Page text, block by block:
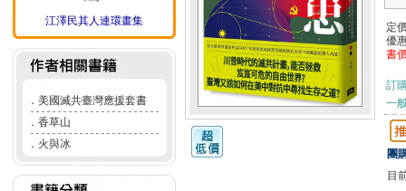
江澤民其人連環畫集
． 美國滅共臺灣應援套書
． 香草山
． 火與冰
定
優
書
訂
一
團
目